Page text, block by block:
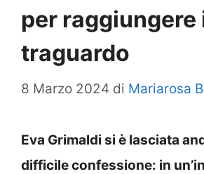
per raggiungere
traguardo
8 Marzo 2024 di Mariarosa
Eva Grimaldi si è lasciata
difficile confessione: in